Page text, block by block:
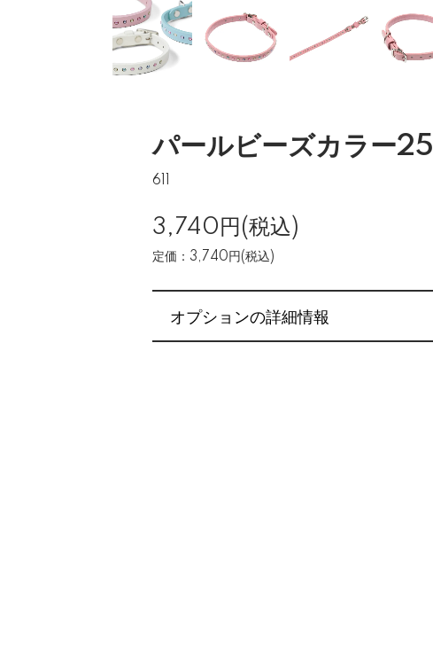
パールビーズカラー25
611
3,740円(税込)
定価：3,740円(税込)
オプションの詳細情報